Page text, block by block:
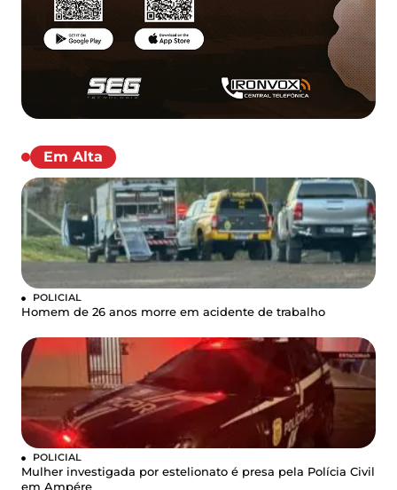
Em Alta
POLICIAL
Homem de 26 anos morre em acidente de trabalho
POLICIAL
Mulher investigada por estelionato é presa pela Polícia Civil
em Ampére